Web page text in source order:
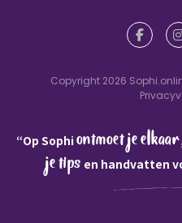
Copyright 2026
“Op Sophiontmoet je elkaar
je tips en handvatten